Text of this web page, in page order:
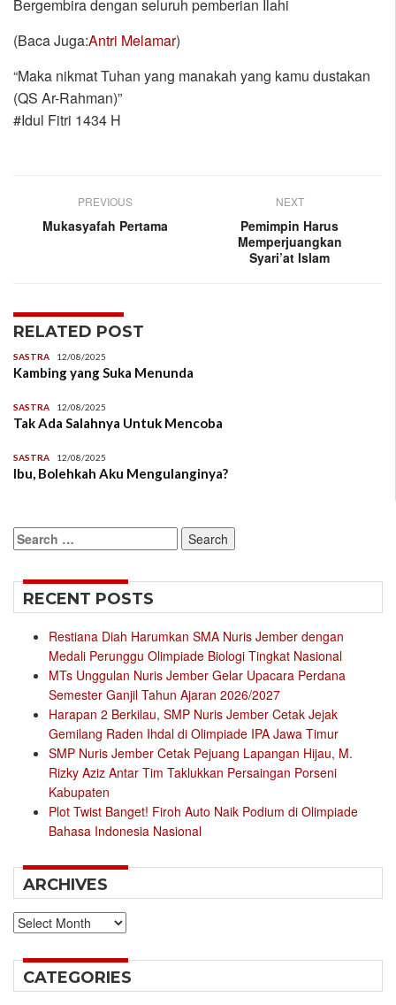
Bergembira dengan seluruh pemberian Ilahi
(Baca Juga:Antri Melamar)
“Maka nikmat Tuhan yang manakah yang kamu dustakan
(QS Ar-Rahman)”
#Idul Fitri 1434 H
PREVIOUS
Mukasyafah Pertama
NEXT
Pemimpin Harus
Memperjuangkan
Syari’at Islam
RELATED POST
SASTRA 12/08/2025
Kambing yang Suka Menunda
SASTRA 12/08/2025
Tak Ada Salahnya Untuk Mencoba
SASTRA 12/08/2025
Ibu, Bolehkah Aku Mengulanginya?
Search
for:
RECENT POSTS
Restiana Diah Harumkan SMA Nuris Jember dengan
Medali Perunggu Olimpiade Biologi Tingkat Nasional
MTs Unggulan Nuris Jember Gelar Upacara Perdana
Semester Ganjil Tahun Ajaran 2026/2027
Harapan 2 Berkilau, SMP Nuris Jember Cetak Jejak
Gemilang Raden Ihdal di Olimpiade IPA Jawa Timur
SMP Nuris Jember Cetak Pejuang Lapangan Hijau, M.
Rizky Aziz Antar Tim Taklukkan Persaingan Porseni
Kabupaten
Plot Twist Banget! Firoh Auto Naik Podium di Olimpiade
Bahasa Indonesia Nasional
ARCHIVES
Archives
CATEGORIES